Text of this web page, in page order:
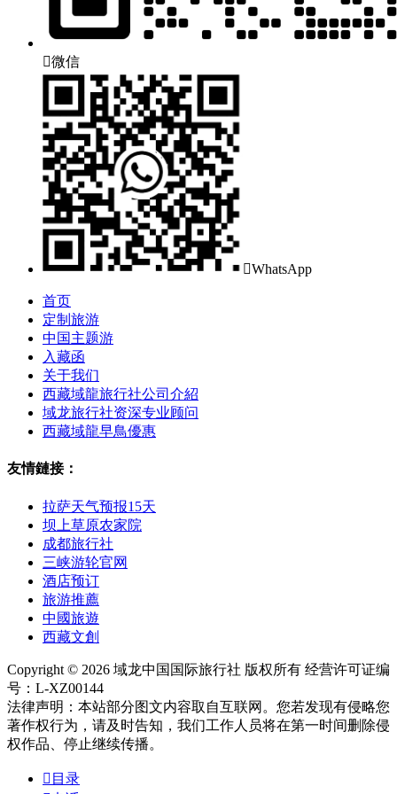
微信
WhatsApp
首页
定制旅游
中国主题游
入藏函
关于我们
西藏域龍旅行社公司介紹
域龙旅行社资深专业顾问
西藏域龍早鳥優惠
友情鏈接：
拉萨天气预报15天
坝上草原农家院
成都旅行社
三峡游轮官网
酒店预订
旅游推薦
中國旅遊
西藏文創
Copyright © 2026 域龙中国国际旅行社 版权所有 经营许可证编
号：L-XZ00144
法律声明：本站部分图文内容取自互联网。您若发现有侵略您
著作权行为，请及时告知，我们工作人员将在第一时间删除侵
权作品、停止继续传播。
 目录